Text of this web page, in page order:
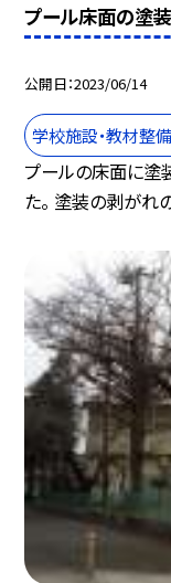
プール床面の塗
公開日 2023/06/14
学校施設・教材整
プールの床面に塗
た。 塗装の剥がれ